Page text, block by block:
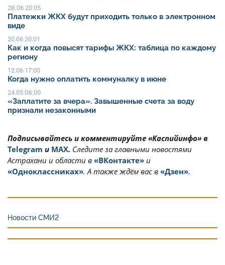
28.06 20:05
Платежки ЖКХ будут приходить только в электронном
виде
20.06 20:01
Как и когда повысят тарифы ЖКХ: таблица по каждому
региону
12.06 17:00
Когда нужно оплатить коммуналку в июне
24.05 08:00
«Заплатите за вчера». Завышенные счета за воду
признали незаконными
Подписывайтесь и комментируйте «Каспийинфо» в
Telegram и MAX. Cледите за главными новостями
Астрахани и области в «ВКонтакте» и
«Одноклассниках». А также ждём вас в «Дзен».
Новости СМИ2